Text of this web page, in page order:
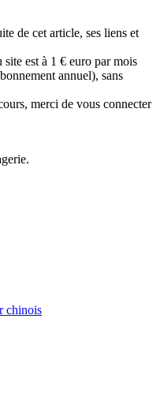
de cet article, ses liens et
est à 1 € euro par mois
annuel), sans
merci de vous connecter
chinois